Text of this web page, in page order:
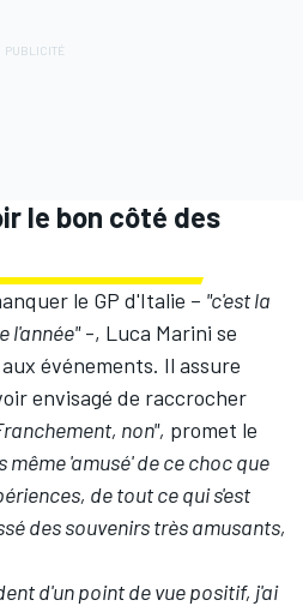
le bon côté des
le GP d'Italie – "c'est la
l'année"-, Luca Marini se
événements. Il assure
envisagé de raccrocher
non", promet le
même 'amusé' de ce choc que
de tout ce qui s'est
des souvenirs très amusants,
d'un point de vue positif, j'ai